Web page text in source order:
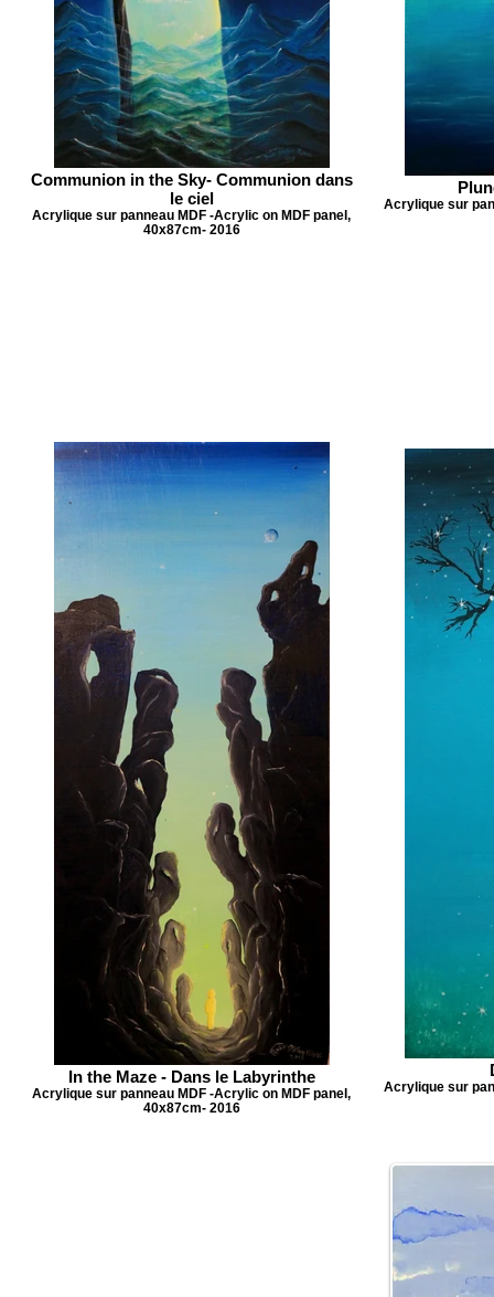
Communion in the Sky- Communion dans
le ciel
Acrylique sur panneau MDF -Acrylic on MDF panel,
40x87cm- 2016
Acrylique sur
In the Maze - Dans le Labyrinthe
Acrylique sur panneau MDF -Acrylic on MDF panel,
40x87cm- 2016
Acrylique sur